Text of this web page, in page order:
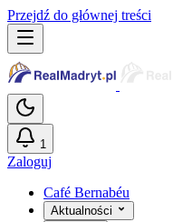
Przejdź do głównej treści
1
Zaloguj
Café Bernabéu
Aktualności